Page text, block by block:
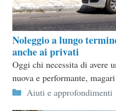
Noleggio a lungo
anche ai privati
Oggi chi necessita di avere
nuova e performante,
Categorie
Aiuti e approfondimenti